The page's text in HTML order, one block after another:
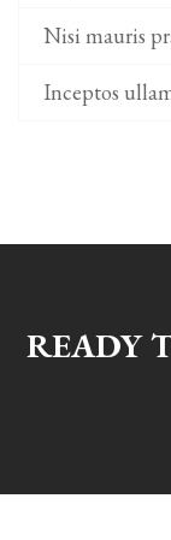
Nisi mauris
Inceptos
READY